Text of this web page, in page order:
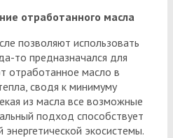
отработанного масла
позволяют использовать
то предназначался для
отработанное масло в
сводя к минимуму
из масла все возможные
подход способствует
экосистемы.